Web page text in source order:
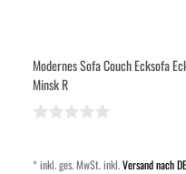
Modernes Sofa Couch Ecksofa
Minsk R
*inkl. ges. MwSt.inkl.Versand nach DE